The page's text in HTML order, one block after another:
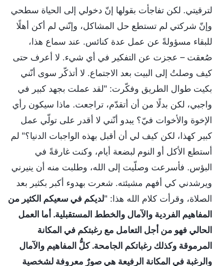
لترقيتي. لكن تفاجأت بقولها إنّ دخولي إلى الحياة سطحي
وإنّ شركتي لم تستطع حل المشاكل، وإنّني لم أكن أهلًا
للبقاء مسؤولةً عن عمل عدة كنائس. عند سماع هذا،
صُعقت – عجزت عن التفكير في أي شيء. لا أعرف حتى
كيف وصلتُ إلى البيت بعد الاجتماع. لا أتذكّر سوى أنّني
بكيت طوال الطريق وفكّرت: "لقد عملت بجهد كبير في
واجبي، لكن بدلًا من أن أتقدّم، تراجعت. ماذا سيكون رأي
الإخوة والأخوات فيّ؟ يبدو أنّني لا أقدر على تولّي عمل
كبير كهذا، لكن كيف لي أن أقبل بهذه الواجبات الدنيا؟" لم
أستطع الأكل أو النوم لبضعة أيام، وكنت غارقةً في
البؤس. فأسرعت وصلّيت إلى الله، وطلبت منه أن ينيرني
ويرشدني كي أفهم مشيئته. شعرت بهدوء أكبر بكثير بعد
الصلاة، وقرأت كلام الله هذا: "لديكم في سعيكم الكثير من
المفاهيم الفردية والآمال والخطط المستقبلية. أما العمل
الحالي فهو من أجل التعامل مع رغبتكم في المكانة
المرموقة وكذلك رغباتكم الجامحة. كلُّ المفاهيم والآمال
والرغبة في المكانة الرفيعة هي صورٌ معروفة لشخصية